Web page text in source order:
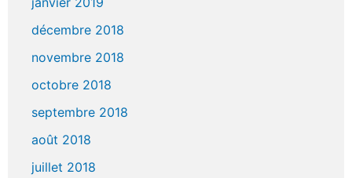
décembre 2018
novembre 2018
octobre 2018
septembre 2018
août 2018
juillet 2018